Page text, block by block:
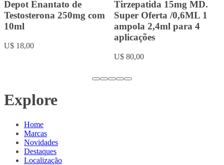
MD. /0,5ML 1 ampola
2ml para 4 aplicações
Super Oferta
U$ 80,00
Durateston com 10ml
U$ 20,00
Explore
Home
Marcas
Novidades
Destaques
Localização